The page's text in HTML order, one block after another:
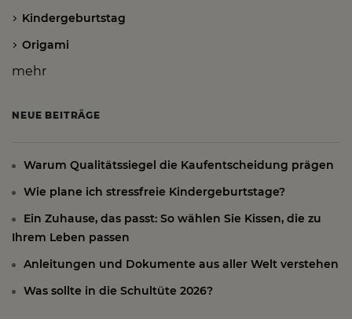
Kindergeburtstag
Origami
mehr
NEUE BEITRÄGE
Warum Qualitätssiegel die Kaufentscheidung prägen
Wie plane ich stressfreie Kindergeburtstage?
Ein Zuhause, das passt: So wählen Sie Kissen, die zu
Ihrem Leben passen
Anleitungen und Dokumente aus aller Welt verstehen
Was sollte in die Schultüte 2026?